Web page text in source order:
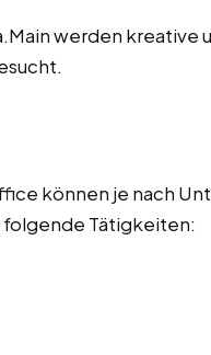
werden kreative
können je nach
Tätigkeiten: